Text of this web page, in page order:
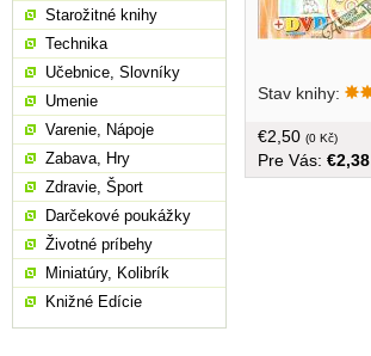
Stav knihy:
€2,50 (0 Kč)
Pre Vás: €2,38
Starožitné knihy
Technika
Učebnice, Slovníky
Umenie
Varenie, Nápoje
Zabava, Hry
Zdravie, Šport
Darčekové poukážky
Životné príbehy
Miniatúry, Kolibrík
Knižné Edície